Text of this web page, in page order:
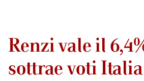
Renzi vale il
sottrae voti